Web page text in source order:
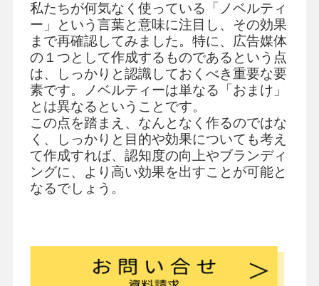
私たちが何気なく使っている「ノベルティ
ー」という言葉と意味に注目し、その効果
まで再確認してみました。特に、広告媒体
の１つとして作成するものであるという点
は、しっかりと認識しておくべき重要な要
素です。ノベルティーは単なる「おまけ」
とは異なるということです。
この点を踏まえ、なんとなく作るのではな
く、しっかりと目的や効果についても考え
て作成すれば、認知度の向上やブランディ
ングに、より高い効果を出すことが可能と
なるでしょう。